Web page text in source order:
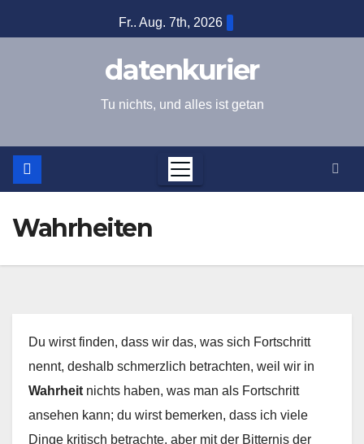
Inhalt
Fr.. Aug. 7th, 2026
datenkurier
Tu nichts, und alles ist getan
Wahrheiten
Du wirst finden, dass wir das, was sich Fortschritt
nennt, deshalb schmerzlich betrachten, weil wir in
Wahrheit nichts haben, was man als Fortschritt
ansehen kann; du wirst bemerken, dass ich viele
Dinge kritisch betrachte, aber mit der Bitternis der